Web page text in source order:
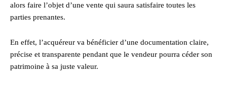
alors faire l’objet d’une vente qui saura satisfaire toutes les
parties prenantes.
En effet, l’acquéreur va bénéficier d’une documentation claire,
précise et transparente pendant que le vendeur pourra céder son
patrimoine à sa juste valeur.